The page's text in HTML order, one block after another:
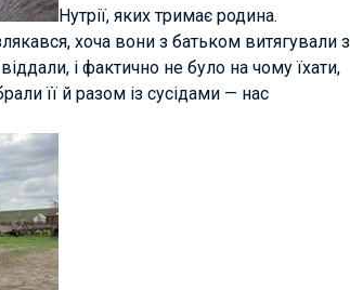
Нутрії, яких тримає родина.
хоча вони з батьком витягували з
і фактично не було на чому їхати,
її й разом із сусідами — нас